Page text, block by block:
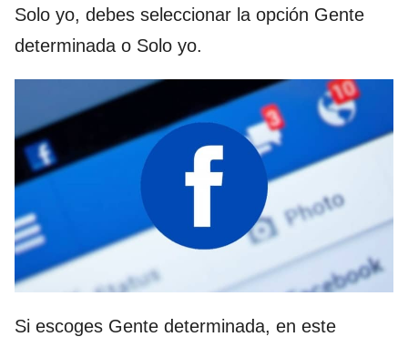
Solo yo, debes seleccionar la opción Gente
determinada o Solo yo.
Si escoges Gente determinada, en este